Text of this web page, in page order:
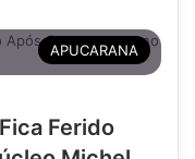
APUCARANA
Ferido